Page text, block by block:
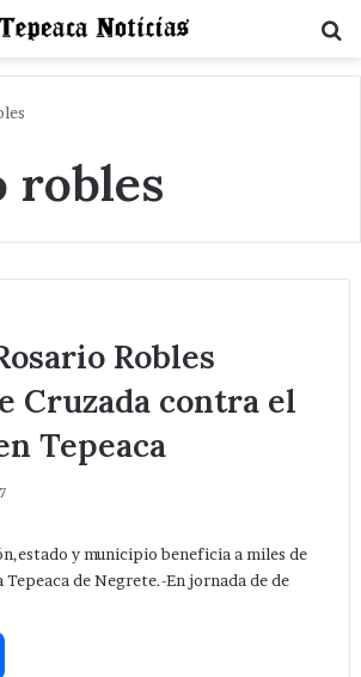
robles
Robles
Cruzada contra el
Tepeaca
y municipio beneficia a miles de
Tepeaca de Negrete.-En jornada de de